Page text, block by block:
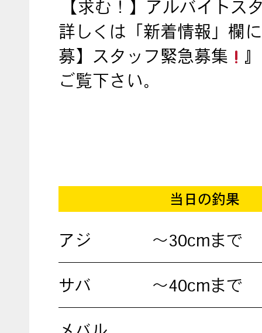
【求む！】アルバイトス
詳しくは「新着情報」欄
募】スタッフ緊急募集
ご覧下さい。
当日の釣果
アジ ～30cmまで
サバ ～40cmまで